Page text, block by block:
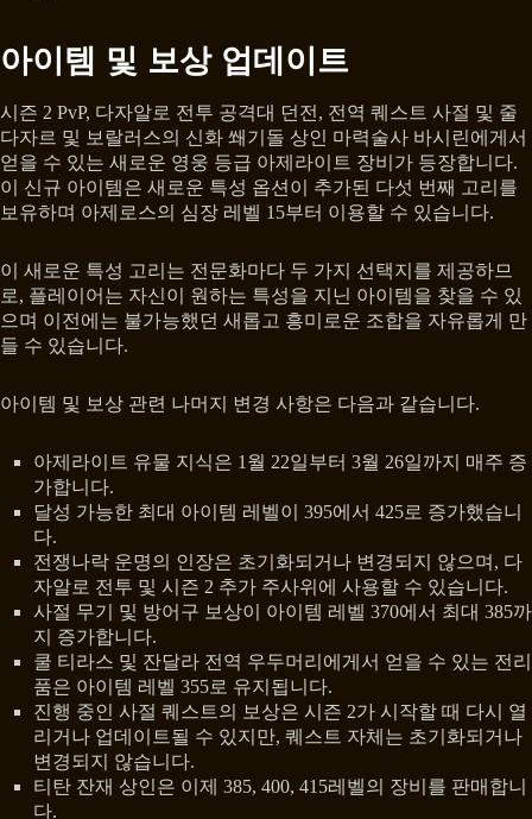
아이템 및 보상 업데이트
시즌 2 PvP, 다자알로 전투 공격대 던전, 전역 퀘스트 사절 및 줄
다자르 및 보랄러스의 신화 쐐기돌 상인 마력술사 바시린에게서
얻을 수 있는 새로운 영웅 등급 아제라이트 장비가 등장합니다.
이 신규 아이템은 새로운 특성 옵션이 추가된 다섯 번째 고리를
보유하며 아제로스의 심장 레벨 15부터 이용할 수 있습니다.
이 새로운 특성 고리는 전문화마다 두 가지 선택지를 제공하므
로, 플레이어는 자신이 원하는 특성을 지닌 아이템을 찾을 수 있
으며 이전에는 불가능했던 새롭고 흥미로운 조합을 자유롭게 만
들 수 있습니다.
아이템 및 보상 관련 나머지 변경 사항은 다음과 같습니다.
아제라이트 유물 지식은 1월 22일부터 3월 26일까지 매주 증
가합니다.
달성 가능한 최대 아이템 레벨이 395에서 425로 증가했습니
다.
전쟁나락 운명의 인장은 초기화되거나 변경되지 않으며, 다
자알로 전투 및 시즌 2 추가 주사위에 사용할 수 있습니다.
사절 무기 및 방어구 보상이 아이템 레벨 370에서 최대 385까
지 증가합니다.
쿨 티라스 및 잔달라 전역 우두머리에게서 얻을 수 있는 전리
품은 아이템 레벨 355로 유지됩니다.
진행 중인 사절 퀘스트의 보상은 시즌 2가 시작할 때 다시 열
리거나 업데이트될 수 있지만, 퀘스트 자체는 초기화되거나
변경되지 않습니다.
티탄 잔재 상인은 이제 385, 400, 415레벨의 장비를 판매합니
다.